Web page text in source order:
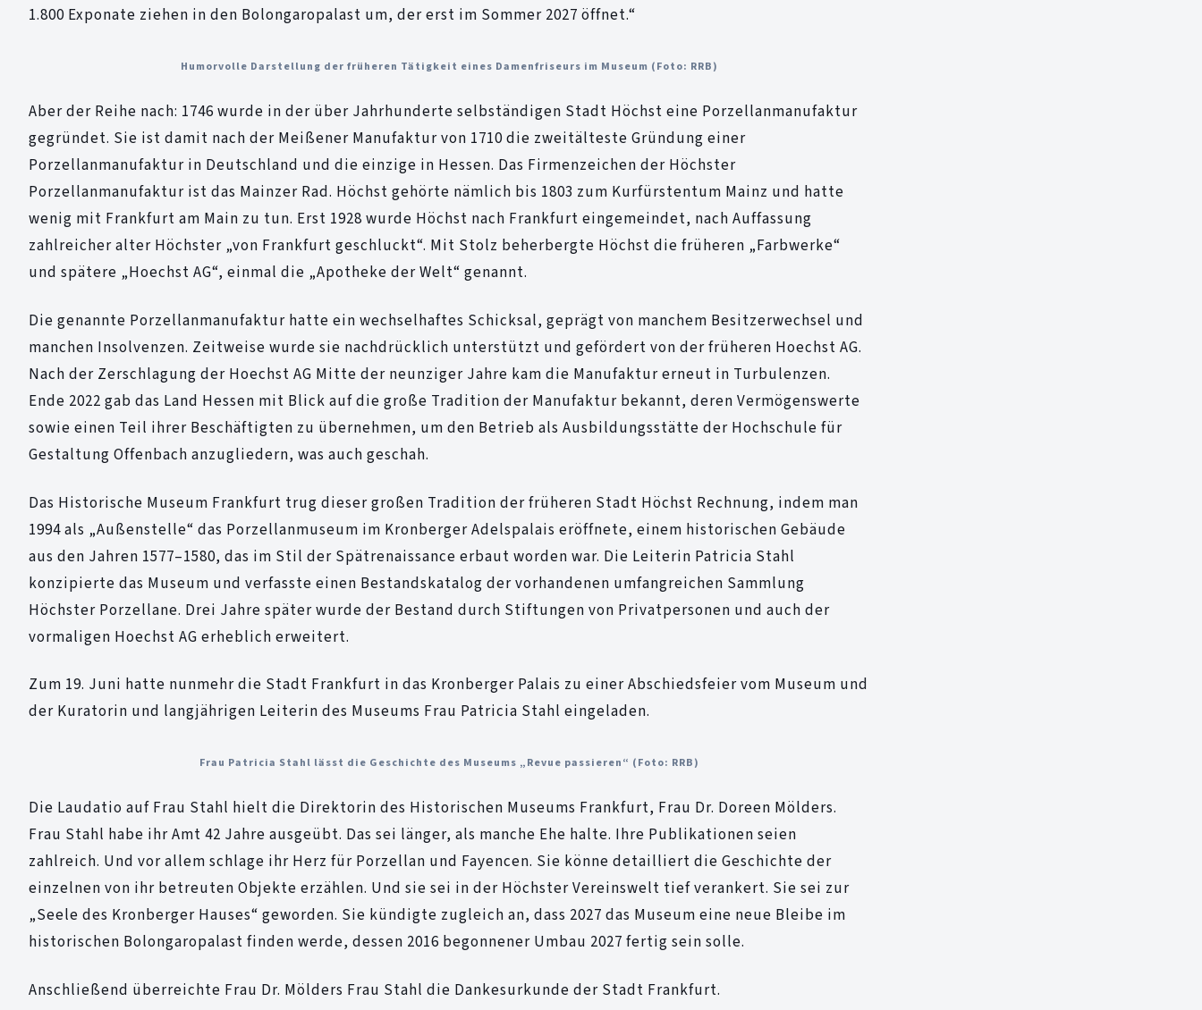
1.800 Exponate ziehen in den Bolongaropalast um, der erst im Sommer 2027 öffnet.“
Humorvolle Darstellung der früheren Tätigkeit eines Damenfriseurs im Museum (Foto: RRB)
Aber der Reihe nach: 1746 wurde in der über Jahrhunderte selbständigen Stadt Höchst eine Porzellanmanufaktur
gegründet. Sie ist damit nach der Meißener Manufaktur von 1710 die zweitälteste Gründung einer
Porzellanmanufaktur in Deutschland und die einzige in Hessen. Das Firmenzeichen der Höchster
Porzellanmanufaktur ist das Mainzer Rad. Höchst gehörte nämlich bis 1803 zum Kurfürstentum Mainz und hatte
wenig mit Frankfurt am Main zu tun. Erst 1928 wurde Höchst nach Frankfurt eingemeindet, nach Auffassung
zahlreicher alter Höchster „von Frankfurt geschluckt“. Mit Stolz beherbergte Höchst die früheren „Farbwerke“
und spätere „Hoechst AG“, einmal die „Apotheke der Welt“ genannt.
Die genannte Porzellanmanufaktur hatte ein wechselhaftes Schicksal, geprägt von manchem Besitzerwechsel und
manchen Insolvenzen. Zeitweise wurde sie nachdrücklich unterstützt und gefördert von der früheren Hoechst AG.
Nach der Zerschlagung der Hoechst AG Mitte der neunziger Jahre kam die Manufaktur erneut in Turbulenzen.
Ende 2022 gab das Land Hessen mit Blick auf die große Tradition der Manufaktur bekannt, deren Vermögenswerte
sowie einen Teil ihrer Beschäftigten zu übernehmen, um den Betrieb als Ausbildungsstätte der Hochschule für
Gestaltung Offenbach anzugliedern, was auch geschah.
Das Historische Museum Frankfurt trug dieser großen Tradition der früheren Stadt Höchst Rechnung, indem man
1994 als „Außenstelle“ das Porzellanmuseum im Kronberger Adelspalais eröffnete, einem historischen Gebäude
aus den Jahren 1577–1580, das im Stil der Spätrenaissance erbaut worden war. Die Leiterin Patricia Stahl
konzipierte das Museum und verfasste einen Bestandskatalog der vorhandenen umfangreichen Sammlung
Höchster Porzellane. Drei Jahre später wurde der Bestand durch Stiftungen von Privatpersonen und auch der
vormaligen Hoechst AG erheblich erweitert.
Zum 19. Juni hatte nunmehr die Stadt Frankfurt in das Kronberger Palais zu einer Abschiedsfeier vom Museum und
der Kuratorin und langjährigen Leiterin des Museums Frau Patricia Stahl eingeladen.
Frau Patricia Stahl lässt die Geschichte des Museums „Revue passieren“ (Foto: RRB)
Die Laudatio auf Frau Stahl hielt die Direktorin des Historischen Museums Frankfurt, Frau Dr. Doreen Mölders.
Frau Stahl habe ihr Amt 42 Jahre ausgeübt. Das sei länger, als manche Ehe halte. Ihre Publikationen seien
zahlreich. Und vor allem schlage ihr Herz für Porzellan und Fayencen. Sie könne detailliert die Geschichte der
einzelnen von ihr betreuten Objekte erzählen. Und sie sei in der Höchster Vereinswelt tief verankert. Sie sei zur
„Seele des Kronberger Hauses“ geworden. Sie kündigte zugleich an, dass 2027 das Museum eine neue Bleibe im
historischen Bolongaropalast finden werde, dessen 2016 begonnener Umbau 2027 fertig sein solle.
Anschließend überreichte Frau Dr. Mölders Frau Stahl die Dankesurkunde der Stadt Frankfurt.